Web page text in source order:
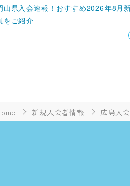
山県入会速報！おすすめ2026年8月
をご紹介
新規入会者情報 広島入